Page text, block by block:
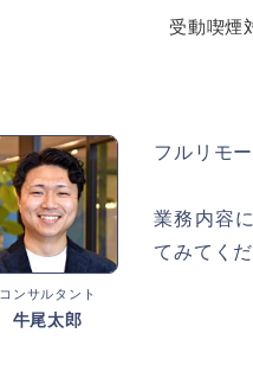
受動喫煙
コンサルタント
牛尾太郎
フルリモ
業務内容
てみてくだ